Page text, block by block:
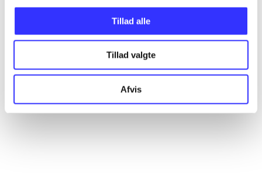
Tillad alle
Tillad valgte
Afvis
...
...